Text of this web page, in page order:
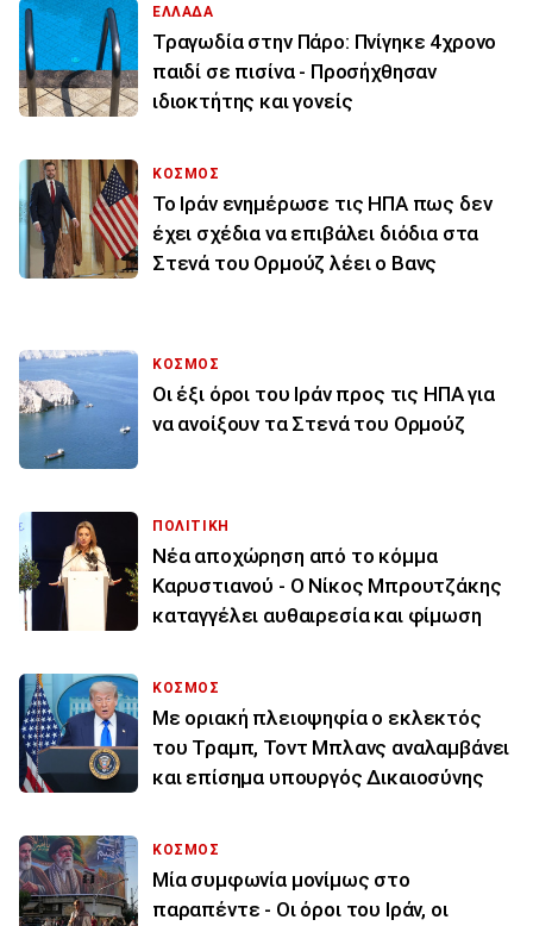
ΕΛΛΑΔΑ
Τραγωδία στην Πάρο: Πνίγηκε 4χρονο
παιδί σε πισίνα - Προσήχθησαν
ιδιοκτήτης και γονείς
ΚΟΣΜΟΣ
To Ιράν ενημέρωσε τις ΗΠΑ πως δεν
έχει σχέδια να επιβάλει διόδια στα
Στενά του Ορμούζ λέει ο Βανς
ΚΟΣΜΟΣ
Οι έξι όροι του Ιράν προς τις ΗΠΑ για
να ανοίξουν τα Στενά του Ορμούζ
ΠΟΛΙΤΙΚΗ
Νέα αποχώρηση από το κόμμα
Καρυστιανού - Ο Νίκος Μπρουτζάκης
καταγγέλει αυθαιρεσία και φίμωση
ΚΟΣΜΟΣ
Με οριακή πλειοψηφία ο εκλεκτός
του Τραμπ, Τοντ Μπλανς αναλαμβάνει
και επίσημα υπουργός Δικαιοσύνης
ΚΟΣΜΟΣ
Μία συμφωνία μονίμως στο
παραπέντε - Οι όροι του Ιράν, οι